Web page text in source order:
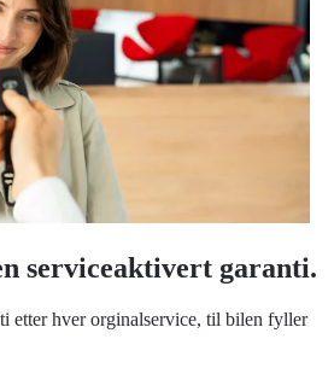
serviceaktivert garanti.
etter hver orginalservice, til bilen fyller